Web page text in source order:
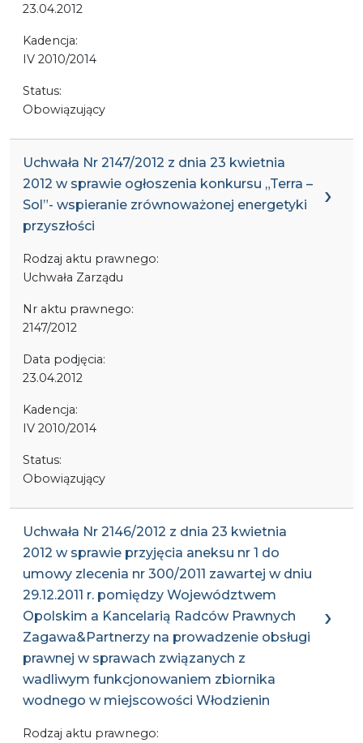
23.04.2012
Kadencja:
IV 2010/2014
Status:
Obowiązujący
Uchwała Nr 2147/2012 z dnia 23 kwietnia
2012 w sprawie ogłoszenia konkursu „Terra –
Sol”- wspieranie zrównoważonej energetyki
przyszłości
Rodzaj aktu prawnego:
Uchwała Zarządu
Nr aktu prawnego:
2147/2012
Data podjęcia:
23.04.2012
Kadencja:
IV 2010/2014
Status:
Obowiązujący
Uchwała Nr 2146/2012 z dnia 23 kwietnia
2012 w sprawie przyjęcia aneksu nr 1 do
umowy zlecenia nr 300/2011 zawartej w dniu
29.12.2011 r. pomiędzy Województwem
Opolskim a Kancelarią Radców Prawnych
Zagawa&Partnerzy na prowadzenie obsługi
prawnej w sprawach związanych z
wadliwym funkcjonowaniem zbiornika
wodnego w miejscowości Włodzienin
Rodzaj aktu prawnego: